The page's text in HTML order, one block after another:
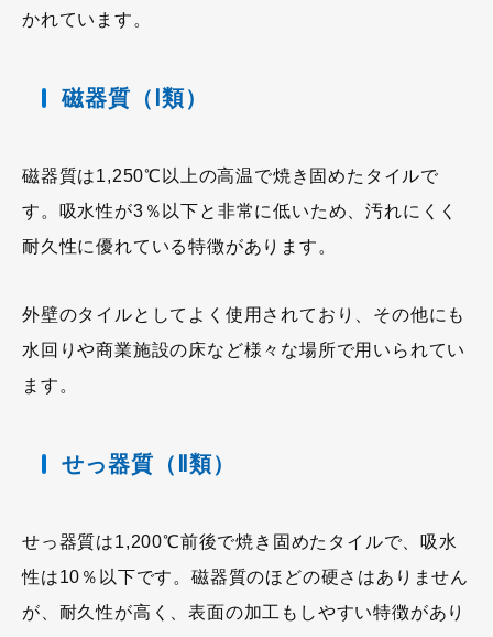
かれています。
磁器質（Ⅰ類）
磁器質は1,250℃以上の高温で焼き固めたタイルで
す。吸水性が3％以下と非常に低いため、汚れにくく
耐久性に優れている特徴があります。
外壁のタイルとしてよく使用されており、その他にも
水回りや商業施設の床など様々な場所で用いられてい
ます。
せっ器質（Ⅱ類）
せっ器質は1,200℃前後で焼き固めたタイルで、吸水
性は10％以下です。磁器質のほどの硬さはありません
が、耐久性が高く、表面の加工もしやすい特徴があり